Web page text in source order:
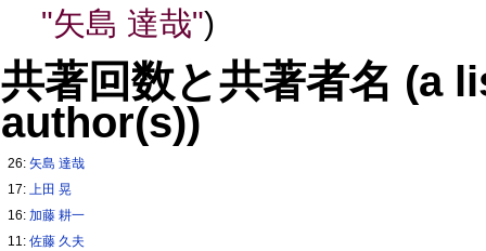
"矢島 達哉")
共著回数と共著者名 (a
author(s))
26:矢島 達哉
17:上田 晃
16:加藤 耕一
11:佐藤 久夫